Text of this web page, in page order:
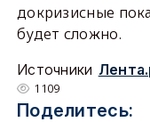
докризисные
будет сложно.
Источники
1109
Поделитесь: